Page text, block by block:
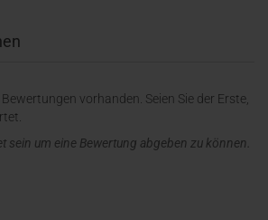
vorhanden. Seien Sie der Erste,
sein um eine Bewertung abgeben zu können.